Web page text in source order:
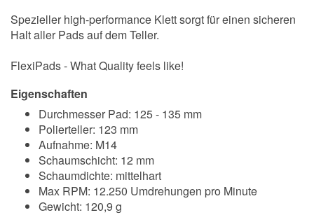
Spezieller high-performance Klett sorgt für einen sicheren
Halt aller Pads auf dem Teller.
FlexiPads - What Quality feels like!
Eigenschaften
Durchmesser Pad: 125 - 135 mm
Polierteller: 123 mm
Aufnahme: M14
Schaumschicht: 12 mm
Schaumdichte: mittelhart
Max RPM: 12.250 Umdrehungen pro Minute
Gewicht: 120,9 g